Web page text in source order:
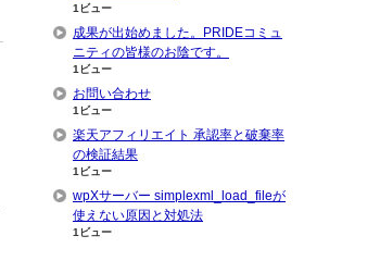
1ビュー
成果が出始めました。PRIDEコミュ
ニティの皆様のお陰です。
1ビュー
お問い合わせ
1ビュー
楽天アフィリエイト 承認率と破棄率
の検証結果
1ビュー
wpXサーバー simplexml_load_fileが
使えない原因と対処法
1ビュー